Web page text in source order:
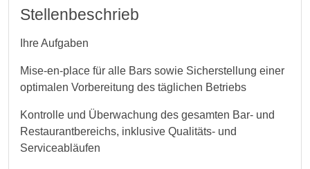
Stellenbeschrieb
Ihre Aufgaben
Mise‑en‑place für alle Bars sowie Sicherstellung einer
optimalen Vorbereitung des täglichen Betriebs
Kontrolle und Überwachung des gesamten Bar‑ und
Restaurantbereichs, inklusive Qualitäts‑ und
Serviceabläufen